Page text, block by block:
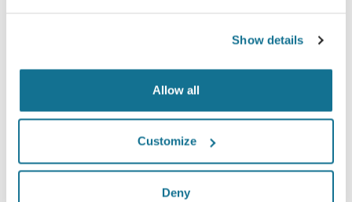
Show details
Allow all
Customize
Deny